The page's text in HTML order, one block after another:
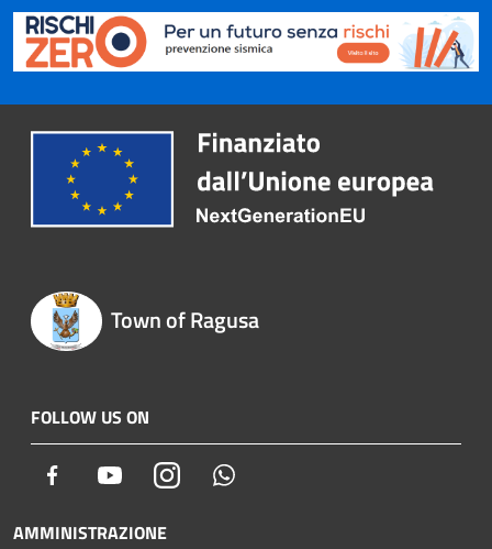
Town of Ragusa
FOLLOW US ON
Facebook YoutubeInstagram
AMMINISTRAZIONE